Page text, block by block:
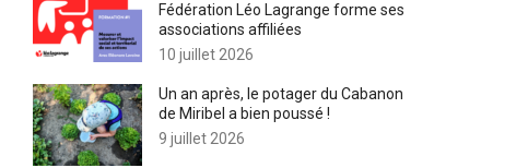
Fédération Léo Lagrange forme ses
associations affiliées
10 juillet 2026
Un an après, le potager du Cabanon
de Miribel a bien poussé !
9 juillet 2026